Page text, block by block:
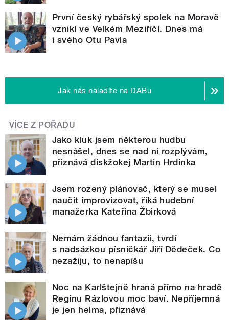
První český rybářský spolek na Moravě
vznikl ve Velkém Meziříčí. Dnes má
i svého Otu Pavla
Jak nás naladíte na DABu
VÍCE Z POŘADU
Jako kluk jsem některou hudbu
nesnášel, dnes se nad ní rozplývám,
přiznává diskžokej Martin Hrdinka
Jsem rozený plánovač, který se musel
naučit improvizovat, říká hudební
manažerka Kateřina Žbirková
Nemám žádnou fantazii, tvrdí
s nadsázkou písničkář Jiří Dědeček. Co
nezažiju, to nenapíšu
Noc na Karlštejně hraná přímo na hradě
Reginu Rázlovou moc baví. Nepříjemná
je jen helma, přiznává